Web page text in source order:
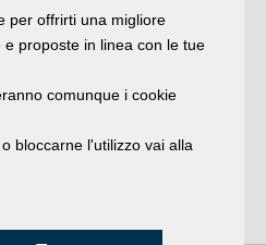
di Rimini Mattia Morolli
sentita, come testimonia
alunni interessati dalla
col Comune di
come la collaborazione
di trovare soluzioni
famiglie, una strada su
proseguire”.
per offrirti una migliore
proposte in linea con le tue
comunque i cookie
bloccarne l'utilizzo vai alla